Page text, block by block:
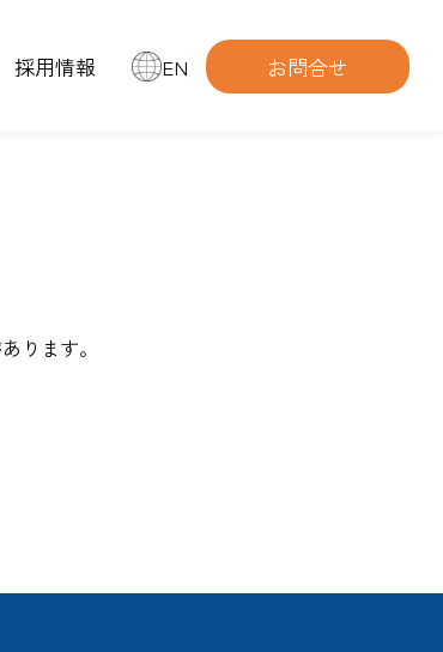
採用情報 EN お問合せ
ります。